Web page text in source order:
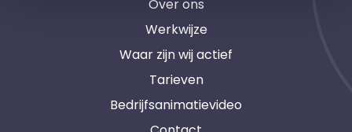
Over ons
Werkwijze
Waar zijn wij actief
Tarieven
Bedrijfsanimatievideo